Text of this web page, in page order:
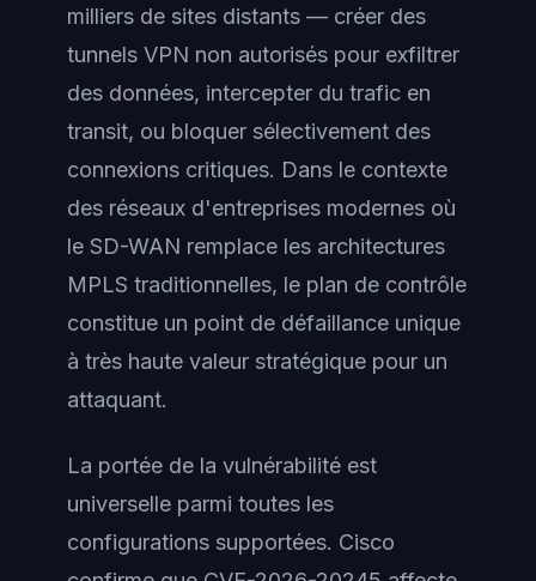
milliers de sites distants — créer des
tunnels VPN non autorisés pour exfiltrer
des données, intercepter du trafic en
transit, ou bloquer sélectivement des
connexions critiques. Dans le contexte
des réseaux d'entreprises modernes où
le SD-WAN remplace les architectures
MPLS traditionnelles, le plan de contrôle
constitue un point de défaillance unique
à très haute valeur stratégique pour un
attaquant.
La portée de la vulnérabilité est
universelle parmi toutes les
configurations supportées. Cisco